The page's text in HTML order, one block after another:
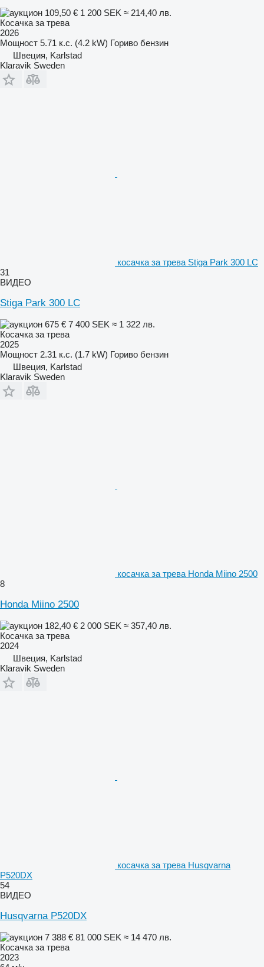
109,50 € 1 200 SEK ≈ 214,40 лв.
Косачка за трева
2026
Мощност 5.71 к.с. (4.2 kW) Гориво бензин
Швеция, Karlstad
Klaravik Sweden
косачка за трева Stiga Park 300 LC
31
ВИДЕО
Stiga Park 300 LC
675 € 7 400 SEK ≈ 1 322 лв.
Косачка за трева
2025
Мощност 2.31 к.с. (1.7 kW) Гориво бензин
Швеция, Karlstad
Klaravik Sweden
косачка за трева Honda Miino 2500
8
Honda Miino 2500
182,40 € 2 000 SEK ≈ 357,40 лв.
Косачка за трева
2024
Швеция, Karlstad
Klaravik Sweden
косачка за трева Husqvarna
P520DX
54
ВИДЕО
Husqvarna P520DX
7 388 € 81 000 SEK ≈ 14 470 лв.
Косачка за трева
2023